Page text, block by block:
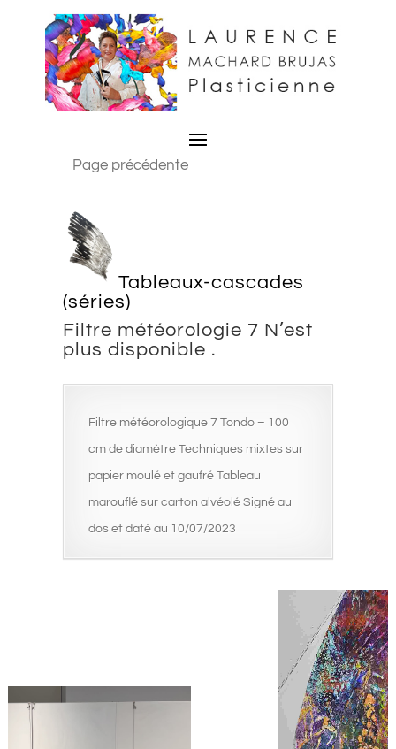
Page précédente
Tableaux-cascades
(séries)
Filtre météorologie 7 N’est
plus disponible .
Filtre météorologique 7 Tondo – 100
cm de diamètre Techniques mixtes sur
papier moulé et gaufré Tableau
marouflé sur carton alvéolé Signé au
dos et daté au 10/07/2023